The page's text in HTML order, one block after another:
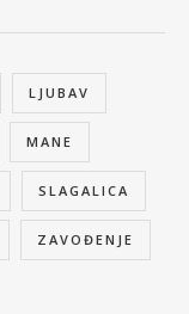
LJUBAV
MANE
SLAGALICA
ZAVOĐENJE